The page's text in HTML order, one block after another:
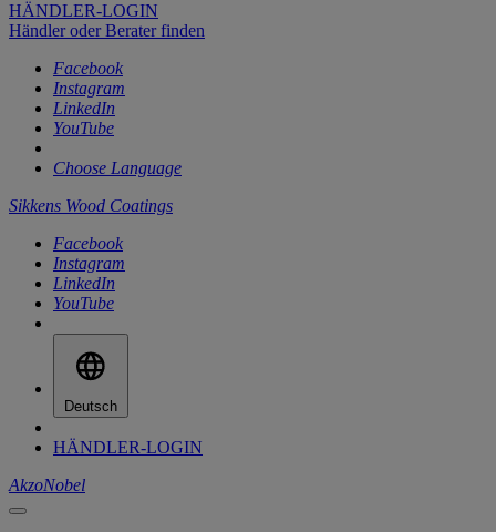
HÄNDLER-LOGIN
Händler oder Berater finden
Facebook
Instagram
LinkedIn
YouTube
Choose Language
Sikkens Wood Coatings
Facebook
Instagram
LinkedIn
YouTube
Deutsch
HÄNDLER-LOGIN
AkzoNobel